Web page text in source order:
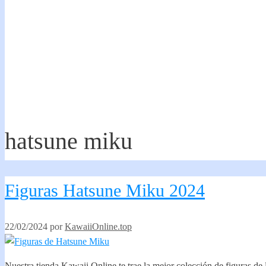
hatsune miku
Figuras Hatsune Miku 2024
22/02/2024 porKawaiiOnline.top